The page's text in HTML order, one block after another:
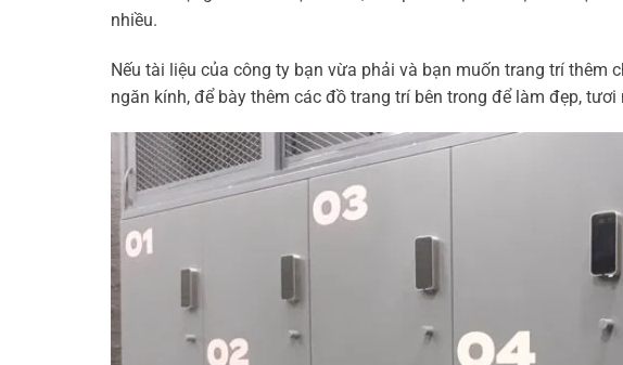
nhiều.
Nếu tài liệu của công ty bạn vừa phải và bạn muốn trang trí thêm
ngăn kính, để bày thêm các đồ trang trí bên trong để làm đẹp,